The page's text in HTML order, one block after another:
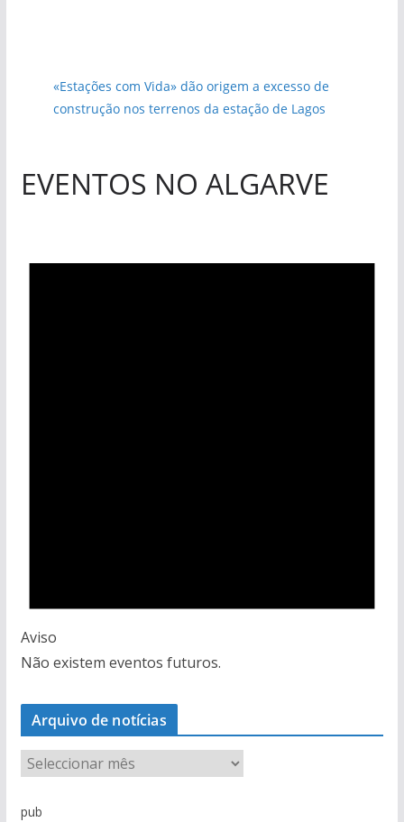
«Estações com Vida» dão origem a excesso de
construção nos terrenos da estação de Lagos
EVENTOS NO ALGARVE
Aviso
Não existem eventos futuros.
Arquivo de notícias
q
pub